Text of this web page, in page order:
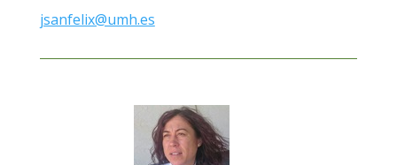
jsanfelix@umh.es